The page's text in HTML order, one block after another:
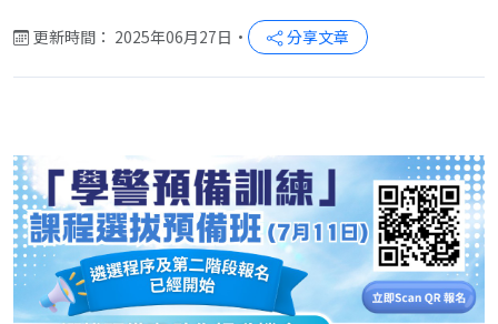
更新時間： 2025年06月27日 • 分享文章